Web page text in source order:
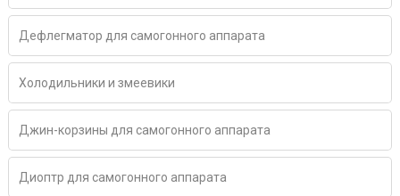
Дефлегматор для самогонного аппарата
Холодильники и змеевики
Джин-корзины для самогонного аппарата
Диоптр для самогонного аппарата